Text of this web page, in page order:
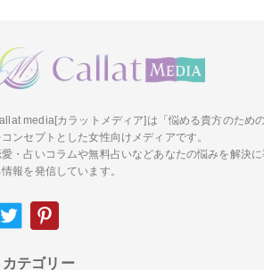
media[カラットメディア]は「悩める貴方のため
コンセプトとした女性向けメディアです。
愛・占いコラムや無料占いなどあなたの悩みを解決
情報を発信しています。
カテゴリー